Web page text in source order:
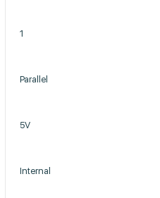
1
Parallel
5V
Internal